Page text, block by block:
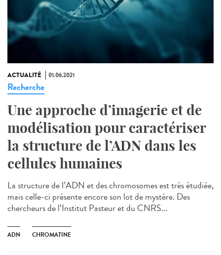
ACTUALITÉ 01.06.2021
Recherche
Une approche d’imagerie et de
modélisation pour caractériser
la structure de l’ADN dans les
cellules humaines
La structure de l’ADN et des chromosomes est très étudiée,
mais celle-ci présente encore son lot de mystère. Des
chercheurs de l’Institut Pasteur et du CNRS...
ADN CHROMATINE